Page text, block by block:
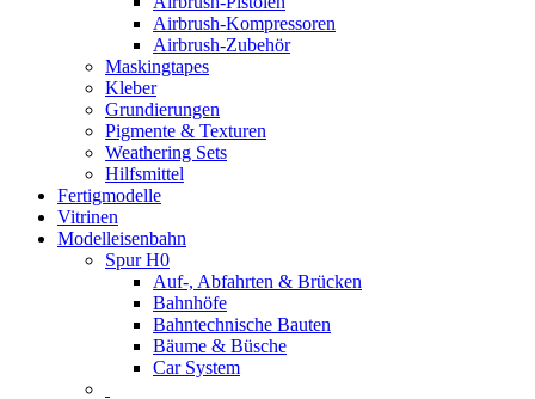
Airbrush-Kompressoren
Airbrush-Zubehör
Maskingtapes
Kleber
Grundierungen
Pigmente & Texturen
Weathering Sets
Hilfsmittel
Fertigmodelle
Vitrinen
Modelleisenbahn
Spur H0
Auf-, Abfahrten & Brücken
Bahnhöfe
Bahntechnische Bauten
Bäume & Büsche
Car System